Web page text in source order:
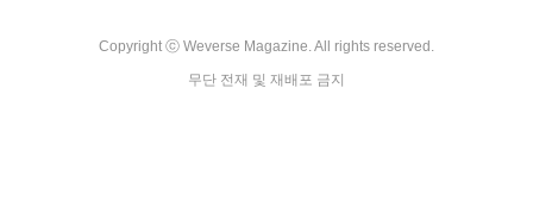
Copyright ⓒ Weverse Magazine. All rights reserved.
무단 전재 및 재배포 금지